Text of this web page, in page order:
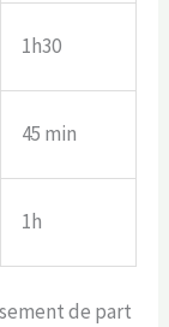
1h30
45 min
1h
de part